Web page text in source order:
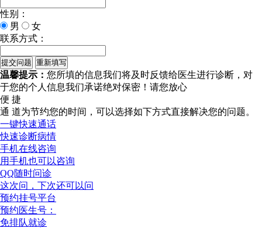
性别：
男
女
联系方式：
温馨提示： 您所填的信息我们将及时反馈给医生进行诊断，对
于您的个人信息我们承诺绝对保密！请您放心
便 捷
通 道为节约您的时间，可以选择如下方式直接解决您的问题。
一键快速通话
快速诊断病情
手机在线咨询
用手机也可以咨询
QQ随时问诊
这次问，下次还可以问
预约挂号平台
预约医生号：
免排队就诊